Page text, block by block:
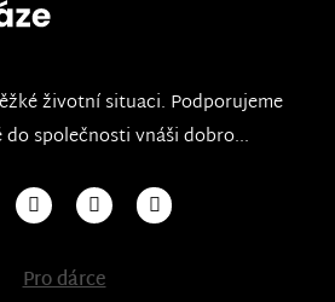
životní situaci. Podporujeme
společnosti vnáši dobro...
Pro dárce